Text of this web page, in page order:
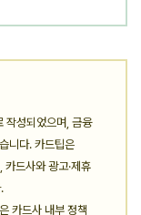
작성되었으며, 금융
니다. 카드팁은
카드사와 광고·제휴
카드사 내부 정책